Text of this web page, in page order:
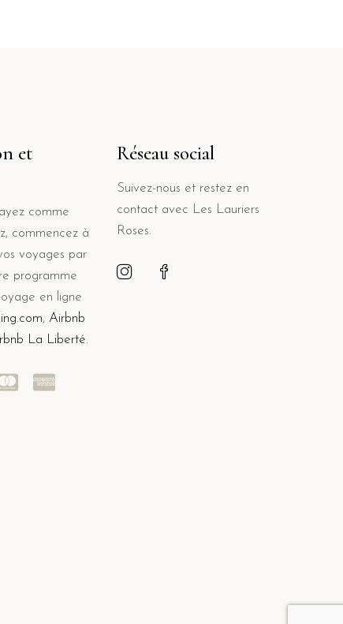
et
comme
commencez à
voyages par
programme
en ligne
, Airbnb
La Liberté.
Réseau social
Suivez-nous et restez en
contact avec Les Lauriers
Roses.